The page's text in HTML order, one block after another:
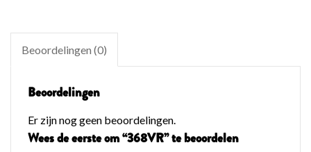
Beoordelingen (0)
Beoordelingen
Er zijn nog geen beoordelingen.
Wees de eerste om “368VR” te beoordelen